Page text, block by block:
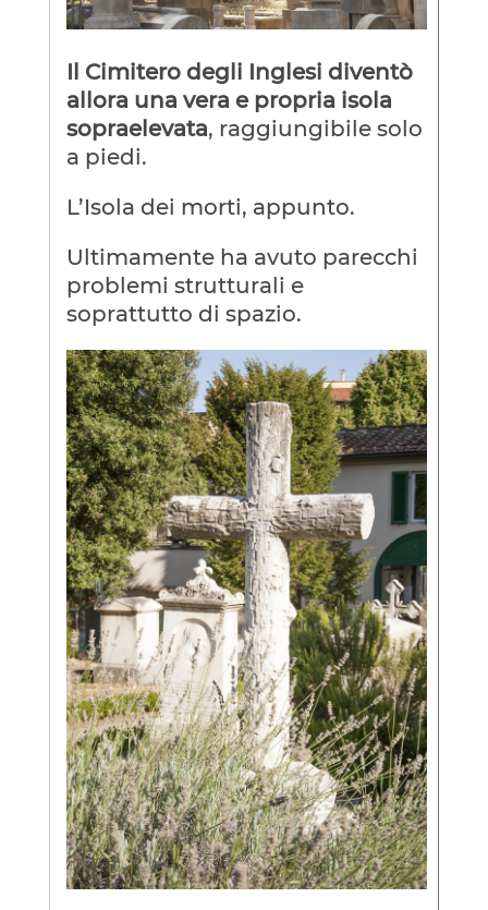
Il Cimitero degli Inglesi diventò
allora una vera e propria isola
sopraelevata, raggiungibile solo
a piedi.
L’Isola dei morti, appunto.
Ultimamente ha avuto parecchi
problemi strutturali e
soprattutto di spazio.